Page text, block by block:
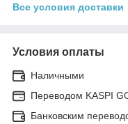
Все условия доставки
Условия оплаты
Наличными
Переводом KASPI
Банковским